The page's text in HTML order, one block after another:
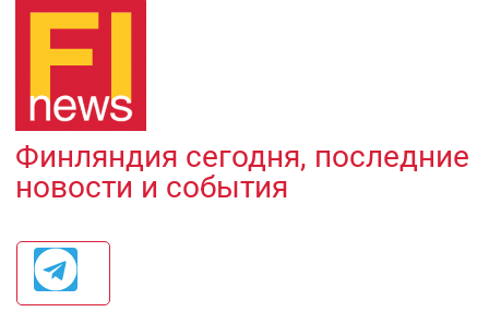
Финляндия сегодня, последние
новости и события